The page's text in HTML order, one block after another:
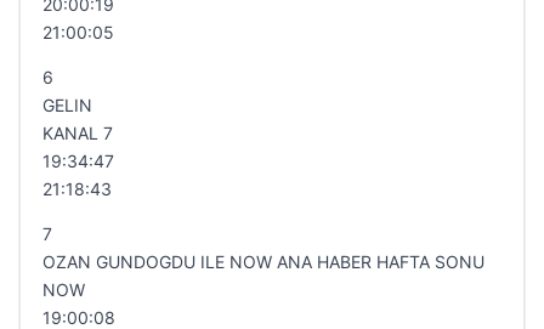
20:00:19
21:00:05
6
GELIN
KANAL 7
19:34:47
21:18:43
7
OZAN GUNDOGDU ILE NOW ANA HABER HAFTA SONU
NOW
19:00:08